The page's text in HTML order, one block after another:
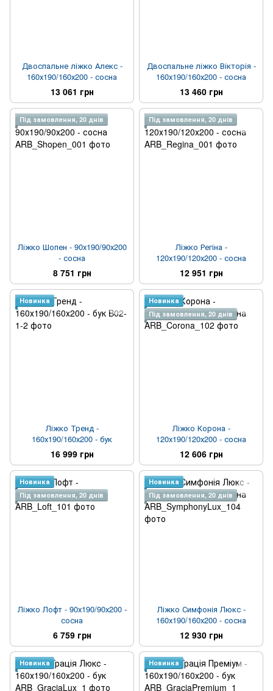
Двоспальне ліжко Алекс -
160х190/160х200 - сосна
13 061 грн
Двоспальне ліжко Вікторія -
160х190/160х200 - сосна
13 460 грн
Під замовлення, 20 днів
Ліжко Шопен - 90х190/90х200
- сосна
8 751 грн
Під замовлення, 20 днів
Ліжко Регіна -
120х190/120х200 - сосна
12 951 грн
Новинка
Ліжко Тренд -
160х190/160х200 - бук
16 999 грн
Новинка
Під замовлення, 20 днів
Ліжко Корона -
120х190/120х200 - сосна
12 606 грн
Новинка
Під замовлення, 20 днів
Ліжко Лофт - 90х190/90х200 -
сосна
6 759 грн
Новинка
Під замовлення, 20 днів
Ліжко Симфонія Люкс -
160х190/160х200 - сосна
12 930 грн
Новинка Новинка